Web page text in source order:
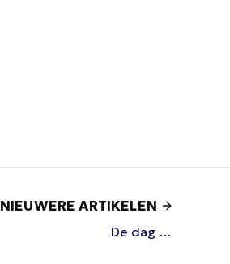
NIEUWERE ARTIKELEN
De dag …